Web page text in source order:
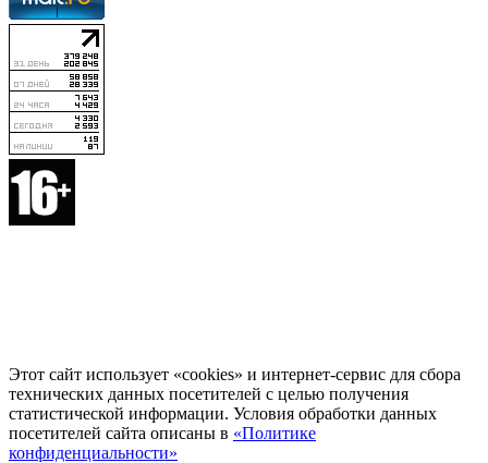
Этот сайт использует «cookies» и интернет-сервис для сбора
технических данных посетителей с целью получения
статистической информации. Условия обработки данных
посетителей сайта описаны в «Политике
конфиденциальности»